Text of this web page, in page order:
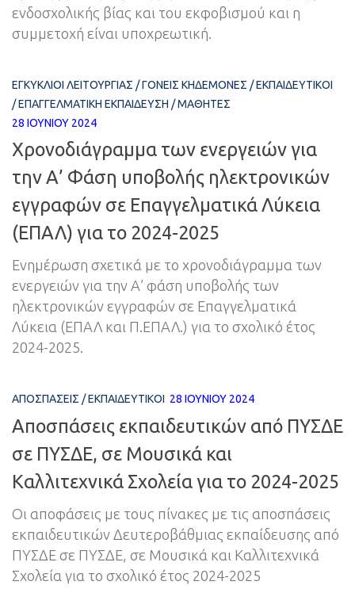
ενδοσχολικής βίας και του εκφοβισμού και η
συμμετοχή είναι υποχρεωτική.
ΕΓΚΎΚΛΙΟΙ ΛΕΙΤΟΥΡΓΊΑΣ /ΓΟΝΕΊΣ ΚΗΔΕΜΌΝΕΣ /ΕΚΠΑΙΔΕΥΤΙΚΟΊ
/ΕΠΑΓΓΕΛΜΑΤΙΚΉ ΕΚΠΑΊΔΕΥΣΗ /ΜΑΘΗΤΈΣ
28 ΙΟΥΝΊΟΥ 2024
Χρονοδιάγραμμα των ενεργειών για
την Α’ Φάση υποβολής ηλεκτρονικών
εγγραφών σε Επαγγελματικά Λύκεια
(ΕΠΑΛ) για το 2024-2025
Ενημέρωση σχετικά με το χρονοδιάγραμμα των
ενεργειών για την Α’ φάση υποβολής των
ηλεκτρονικών εγγραφών σε Επαγγελματικά
Λύκεια (ΕΠΑΛ και Π.ΕΠΑΛ.) για το σχολικό έτος
2024-2025.
ΑΠΟΣΠΆΣΕΙΣ /ΕΚΠΑΙΔΕΥΤΙΚΟΊ 28 ΙΟΥΝΊΟΥ 2024
Αποσπάσεις εκπαιδευτικών από ΠΥΣΔΕ
σε ΠΥΣΔΕ, σε Μουσικά και
Καλλιτεχνικά Σχολεία για το 2024-2025
Οι αποφάσεις με τους πίνακες με τις αποσπάσεις
εκπαιδευτικών Δευτεροβάθμιας εκπαίδευσης από
ΠΥΣΔΕ σε ΠΥΣΔΕ, σε Μουσικά και Καλλιτεχνικά
Σχολεία για το σχολικό έτος 2024-2025